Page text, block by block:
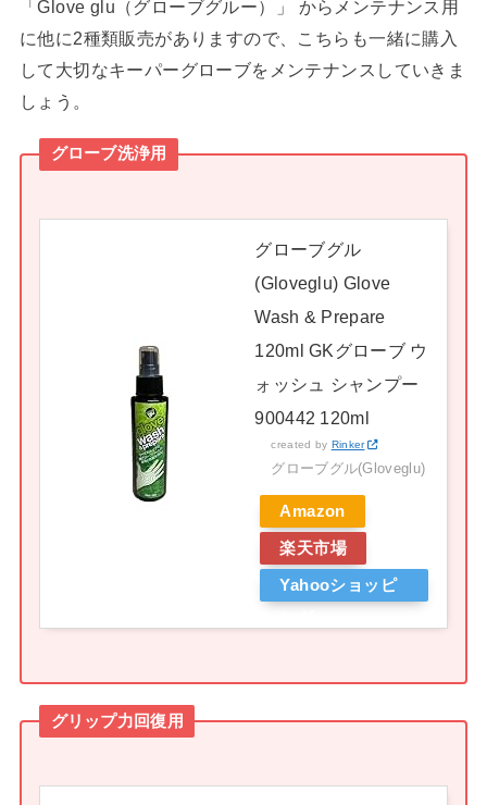
「Glove glu（グローブグルー）」 からメンテナンス用
に他に2種類販売がありますので、こちらも一緒に購入
して大切なキーパーグローブをメンテナンスしていきま
しょう。
グローブ洗浄用
グローブグル
(Gloveglu) Glove
Wash & Prepare
120ml GKグローブ ウ
ォッシュ シャンプー
900442 120ml
created by Rinker
グローブグル(Gloveglu)
Amazon
楽天市場
Yahooショッピ
グリップ力回復用